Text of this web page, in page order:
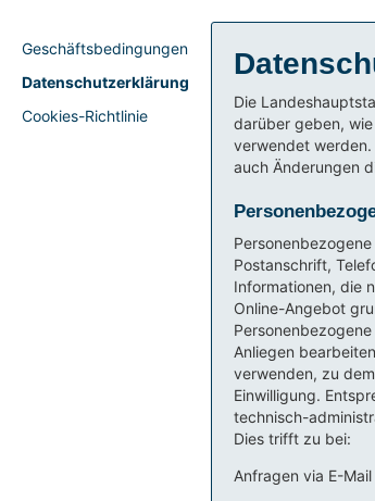
Geschäftsbedingungen
Datenschutzerklärung
Cookies-Richtlinie
Die
darüber geben,
verwendet
auch Änderungen
Postanschrift,
Informationen, die
Online-Angebot
Anliegen
verwenden, zu
Einwilligung.
technisch-
Dies trifft zu bei:
Anfragen via E-